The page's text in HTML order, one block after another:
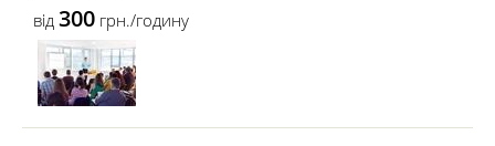
від 300 грн./годину